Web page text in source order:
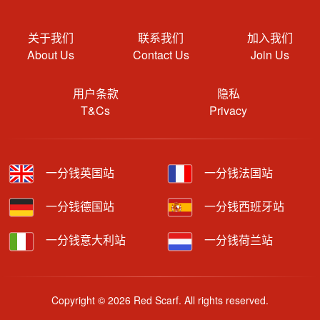
关于我们
About Us
联系我们
Contact Us
加入我们
Join Us
用户条款
T&Cs
隐私
Privacy
一分钱英国站 一分钱法国站
一分钱德国站 一分钱西班牙站
一分钱意大利站 一分钱荷兰站
Copyright © 2026 Red Scarf. All rights reserved.